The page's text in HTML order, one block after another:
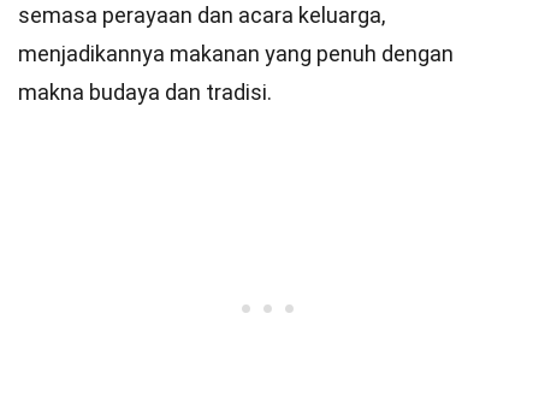
semasa perayaan dan acara keluarga,
menjadikannya makanan yang penuh dengan
makna budaya dan tradisi.